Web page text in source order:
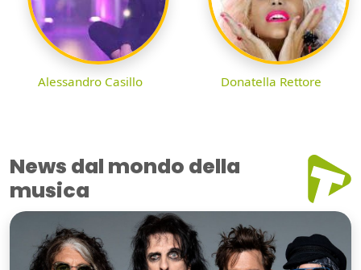
Alessandro Casillo Donatella Rettore
News dal mondo della
musica